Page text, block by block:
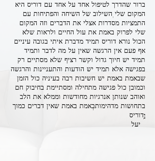
ברור שהדרך לטיפול אחד על אחד עם דוריס היא
המקום שלי. השילוב של השיחה והפתיחות עם
התמציות מסדרות אצלי את הדברים וזה המקום
שלי לפרוק באמת את עול החיים ולראות שלא
הכול נורא דוריס תמיד מדברת איתי בגובה עיניים
אף פעם אין הרגשה שאין על מה לדבר ותמיד
תמיד יש חיוך גדול וקשר רציף שלא מסתיים רק
בפגישה אלא תמיד יש הודעות והתעניינות והרגשה
שבאמת באמת יש חשיבות רבה בעיניה כול הזמן
וכמובן כול פגישה מתחילה ומסתיימת בחיבוק חם
ואוהב שנותן אנרגיות מחודשות וממלא את הלב
בתחושות מדהימות...באמת באמת שאין דברים כמוך
דוריס!:)